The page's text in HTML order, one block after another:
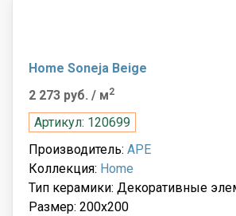
Home Soneja Beige
2 273 руб. / м2
Артикул: 120699
Производитель: APE
Коллекция: Home
Тип керамики: Декоративные
Размер: 200x200